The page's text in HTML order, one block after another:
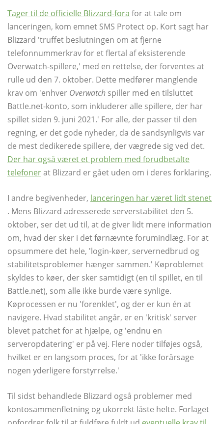
Tager til de officielle Blizzard-fora for at tale om
lanceringen, kom emnet SMS Protect op. Kort sagt har
Blizzard 'truffet beslutningen om at fjerne
telefonnummerkrav for et flertal af eksisterende
Overwatch-spillere,' med en rettelse, der forventes at
rulle ud den 7. oktober. Dette medfører manglende
krav om 'enhver Overwatch spiller med en tilsluttet
Battle.net-konto, som inkluderer alle spillere, der har
spillet siden 9. juni 2021.' For alle, der passer til den
regning, er det gode nyheder, da de sandsynligvis var
de mest dedikerede spillere, der vægrede sig ved det.
Der har også været et problem med forudbetalte
telefonerat Blizzard er gået uden om i deres forklaring.
I andre begivenheder, lanceringen har været lidt stenet
. Mens Blizzard adresserede serverstabilitet den 5.
oktober, ser det ud til, at de giver lidt mere information
om, hvad der sker i det førnævnte forumindlæg. For at
opsummere det hele, 'login-køer, servernedbrud og
stabilitetsproblemer hænger sammen.' Køproblemet
skyldes to køer, der sker samtidigt (en til spillet, en til
Battle.net), som alle ikke burde være synlige.
Køprocessen er nu 'forenklet', og der er kun én at
navigere. Hvad stabilitet angår, er en 'kritisk' server
blevet patchet for at hjælpe, og 'endnu en
serveropdatering' er på vej. Flere noder tilføjes også,
hvilket er en langsom proces, for at 'ikke forårsage
nogen yderligere forstyrrelse.'
Til sidst behandlede Blizzard også problemer med
kontosammenfletning og ukorrekt låste helte. Forlaget